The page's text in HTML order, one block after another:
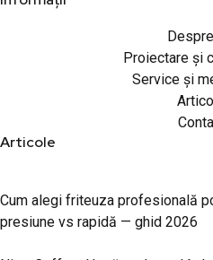
Proiectare și
Service și
Articole
Cum alegi friteuza profesională
presiune vs rapidă — ghid 2026